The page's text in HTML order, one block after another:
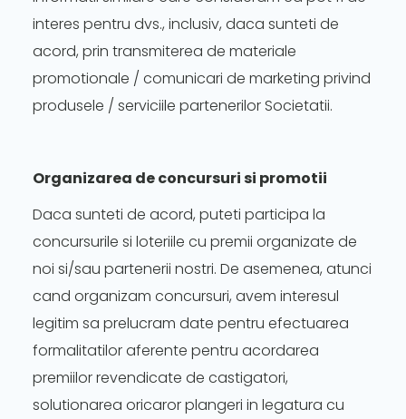
interes pentru dvs., inclusiv, daca sunteti de
acord, prin transmiterea de materiale
promotionale / comunicari de marketing privind
produsele / serviciile partenerilor Societatii.
Organizarea de concursuri si promotii
Daca sunteti de acord, puteti participa la
concursurile si loteriile cu premii organizate de
noi si/sau partenerii nostri. De asemenea, atunci
cand organizam concursuri, avem interesul
legitim sa prelucram date pentru efectuarea
formalitatilor aferente pentru acordarea
premiilor revendicate de castigatori,
solutionarea oricaror plangeri in legatura cu